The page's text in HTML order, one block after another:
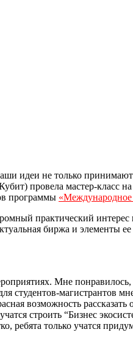
идеи не только
провела мастер-класс
программы
практический интерес
биржа и
Мне
студентов-
возможность
строить “Бизнес
ребята только учатся